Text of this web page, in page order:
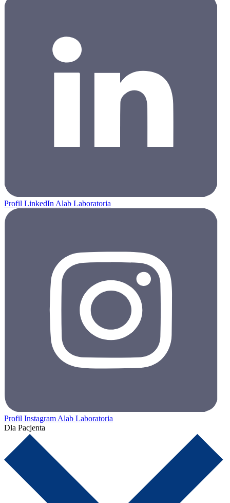
Profil LinkedIn Alab Laboratoria
Profil Instagram Alab Laboratoria
Dla Pacjenta